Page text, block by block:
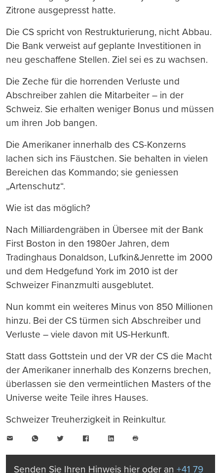
Zitrone ausgepresst hatte.
Die CS spricht von Restrukturierung, nicht Abbau.
Die Bank verweist auf geplante Investitionen in
neu geschaffene Stellen. Ziel sei es zu wachsen.
Die Zeche für die horrenden Verluste und
Abschreiber zahlen die Mitarbeiter – in der
Schweiz. Sie erhalten weniger Bonus und müssen
um ihren Job bangen.
Die Amerikaner innerhalb des CS-Konzerns
lachen sich ins Fäustchen. Sie behalten in vielen
Bereichen das Kommando; sie geniessen
„Artenschutz“.
Wie ist das möglich?
Nach Milliardengräben in Übersee mit der Bank
First Boston in den 1980er Jahren, dem
Tradinghaus Donaldson, Lufkin&Jenrette im 2000
und dem Hedgefund York im 2010 ist der
Schweizer Finanzmulti ausgeblutet.
Nun kommt ein weiteres Minus von 850 Millionen
hinzu. Bei der CS türmen sich Abschreiber und
Verluste – viele davon mit US-Herkunft.
Statt dass Gottstein und der VR der CS die Macht
der Amerikaner innerhalb des Konzerns brechen,
überlassen sie den vermeintlichen Masters of the
Universe weite Teile ihres Hauses.
Schweizer Treuherzigkeit in Reinkultur.
WhatsAppTwitter FacebookLinkedIn
drucken
Senden Sie Ihren Hinweis hier oder an +41 79